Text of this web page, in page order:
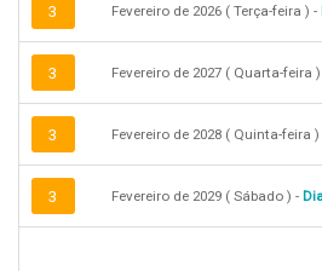
3 Fevereiro de 2026 ( Terça-feira ) -
3 Fevereiro de 2027 ( Quarta-feira )
3 Fevereiro de 2028 ( Quinta-feira )
3 Fevereiro de 2029 ( Sábado ) -